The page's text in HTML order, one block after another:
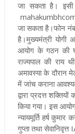
जा सकता है। इसी
जा सकता है।फोन
है।मुख्यमंत्री योगी
आयोग के गठन की
राज्यपाल की राय
अमावस्या के दौरान
में जांच कराना
द्वारा प्रदत्त
किया गया। इस आयोग
न्यायमूर्ति हर्ष
गुप्ता तथा